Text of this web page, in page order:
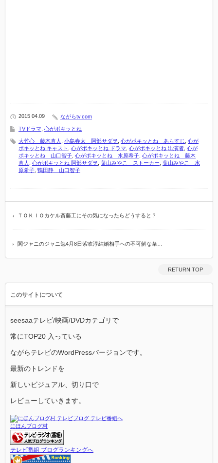
2015 04.09 ながらtv.com
TVドラマ 心がポキッとね
大竹心 藤木直人 小島春太 阿部サダヲ 心がポキッとね あらすじ
心が
ポキッとね キャスト
心がポキッとね ドラマ 心がポキッとね 出演者 心が
ポキッとね 山口智子 心がポキッとね 水原希子 心がポキッとね 藤木
直人
心がポキッとね 阿部サダヲ 葉山みやこ ストーカー 葉山みやこ 水
原希子 鴨田静 山口智子
ＴＯＫＩＯカケル斎藤工にその気になったらどうすると？
関ジャニのジャニ勉4月8日紫吹淳結婚相手への不可解な条…
RETURN TOP
このサイトについて
seesaaテレビ/映画/DVDカテゴリで
常にTOP20 入っている
ながらテレビのWordPressバージョンです。
最新のトレンドを
新しいビジュアル、切り口で
レビューしていきます。
にほんブログ村
テレビ番組 ブログランキングへ